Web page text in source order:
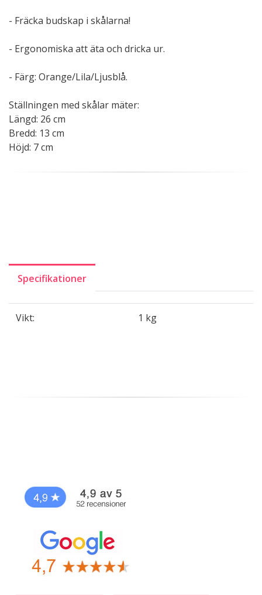
- Fräcka budskap i skålarna!
- Ergonomiska att äta och dricka ur.
- Färg: Orange/Lila/Ljusblå.
Ställningen med skålar mäter:
Längd: 26 cm
Bredd: 13 cm
Höjd: 7 cm
Specifikationer
Vikt: 1 kg